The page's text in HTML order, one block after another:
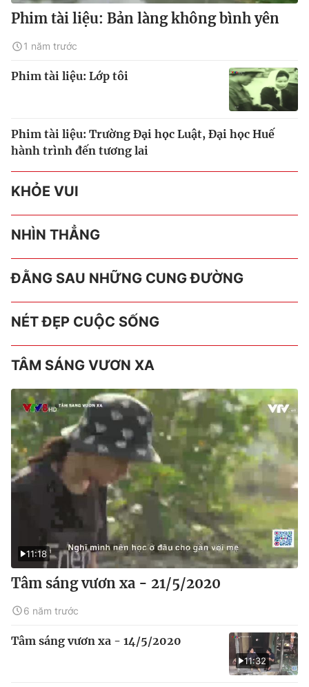
Phim tài liệu: Bản làng không bình yên
1 năm trước
Phim tài liệu: Lớp tôi
Phim tài liệu: Trường Đại học Luật, Đại học Huế
hành trình đến tương lai
KHỎE VUI
NHÌN THẲNG
ĐẰNG SAU NHỮNG CUNG ĐƯỜNG
NÉT ĐẸP CUỘC SỐNG
TÂM SÁNG VƯƠN XA
11:18
Tâm sáng vươn xa - 21/5/2020
6 năm trước
11:32
Tâm sáng vươn xa - 14/5/2020